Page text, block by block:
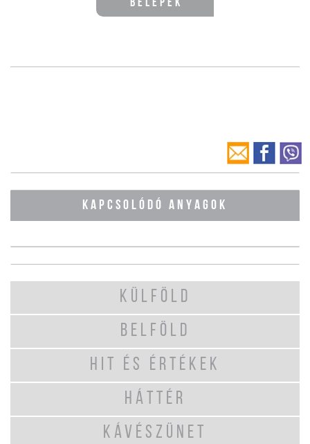
Belépek
KAPCSOLÓDÓ ANYAGOK
KÜLFÖLD
BELFÖLD
HIT ÉS ÉRTÉKEK
HÁTTÉR
KÁVÉSZÜNET